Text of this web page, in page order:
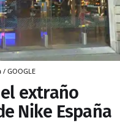
GOOGLE
extraño
Nike España